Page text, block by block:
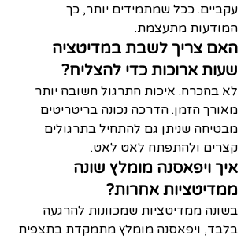
עקביים. ככל שמתמידים יותר, כך
המודעות מתעצמת.
האם צריך לשבת במדיטציה
שעות ארוכות כדי להצליח?
לא בהכרח. איכות התרגול חשובה יותר
מאורך הזמן. הדרכה נכונה בריטריטים
מבטיחה שניתן גם להתחיל בתרגולים
קצרים ולהתפתח לאט לאט.
איך ויפאסנה מומלץ שונה
ממדיטציות אחרות?
בשונה ממדיטציות שמכוונות להרגעה
בלבד, ויפאסנה מומלץ מתמקדת בתצפית